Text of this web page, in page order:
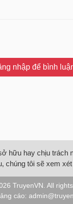
nhập để bình
hay chịu
chúng tôi sẽ xem
TruyenVN . All
cáo: